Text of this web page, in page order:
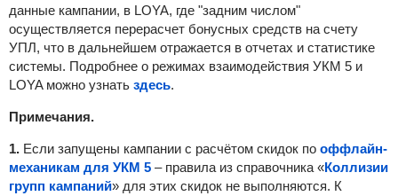
данные кампании, в LOYA, где "задним числом"
осуществляется перерасчет бонусных средств на счету
УПЛ, что в дальнейшем отражается в отчетах и статистике
системы. Подробнее о режимах взаимодействия УКМ 5 и
LOYA можно узнать здесь.
Примечания.
1. Если запущены кампании с расчётом скидок по оффлайн-
механикам для УКМ 5– правила из справочника «Коллизии
групп кампаний» для этих скидок не выполняются. К